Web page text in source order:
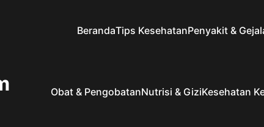
BerandaTips KesehatanPenyakit &
Obat & PengobatanNutrisi & GiziKesehatan